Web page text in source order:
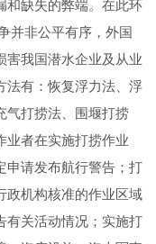
和缺失的弊端。在此环
并非公平有序，外国
害我国潜水企业及从业
法有：恢复浮力法、浮
气打捞法、围堰打捞
业者在实施打捞作业
申请发布航行警告；打
政机构核准的作业区域
有关活动情况；实施打